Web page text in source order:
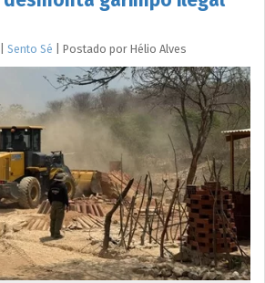
Sento Sé Postado por Hélio Alves